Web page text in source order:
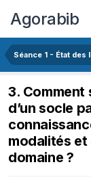
Agorabib
Séance 1 - État
3.
d’un socle
modalités
domaine ?